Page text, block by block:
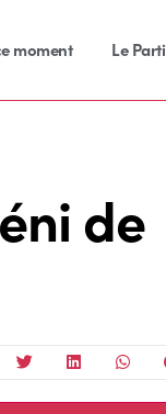
moment Le Parti
de